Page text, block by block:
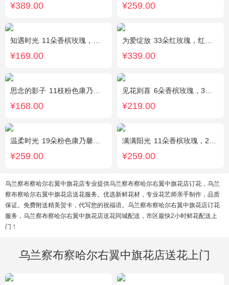
¥389.00 ¥259.00
知遇时光 11朵香槟玫瑰，白桔梗、尤加利、满天星间插
¥169.00
为爱绽放 33朵红玫瑰，红豆、尤加利绿叶搭配
¥339.00
思念的影子 11枝粉色康乃馨，黄莺、勿忘我间插点缀
¥168.00
见花则喜 6朵香槟玫瑰，3朵向日葵，桔梗、绿叶搭配
¥219.00
温柔时光 19朵粉色康乃馨，2支多头粉百合，黄莺搭配
¥259.00
满满阳光 11朵香槟玫瑰，2朵向日葵，1个蓝色绣球，配花、桔梗、绿叶搭配
¥259.00
乌兰察布察哈尔右翼中旗花店专业提供乌兰察布察哈尔右翼中旗花店订花，乌兰
察布察哈尔右翼中旗花店送花服务。优选新鲜花材，专业花艺师亲手制作，品质
保证。免费附送精美贺卡，代写您的祝福语。乌兰察布察哈尔右翼中旗花店订花
服务，乌兰察布察哈尔右翼中旗花店送花同城配送，市区最快2小时鲜花配送上
门！
乌兰察布察哈尔右翼中旗花店送花上门